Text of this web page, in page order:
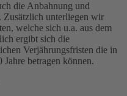
die Anbahnung und
unterliegen wir
welche sich u.a. aus dem
ergibt sich die
Verjährungsfristen die in
Jahre betragen können.